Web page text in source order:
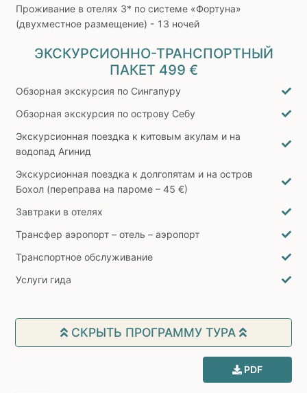
Проживание в отелях 3* по системе «Фортуна»
(двухместное размещение) - 13 ночей
ЭКСКУРСИОННО-ТРАНСПОРТНЫЙ
ПАКЕТ 499 €
Обзорная экскурсия по Сингапуру
Обзорная экскурсия по острову Себу
Экскурсионная поездка к китовым акулам и на
водопад Агинид
Экскурсионная поездка к долгопятам и на остров
Бохол (переправа на пароме – 45 €)
Завтраки в отелях
Трансфер аэропорт – отель – аэропорт
Транспортное обслуживание
Услуги гида
СКРЫТЬ ПРОГРАММУ ТУРА
PDF